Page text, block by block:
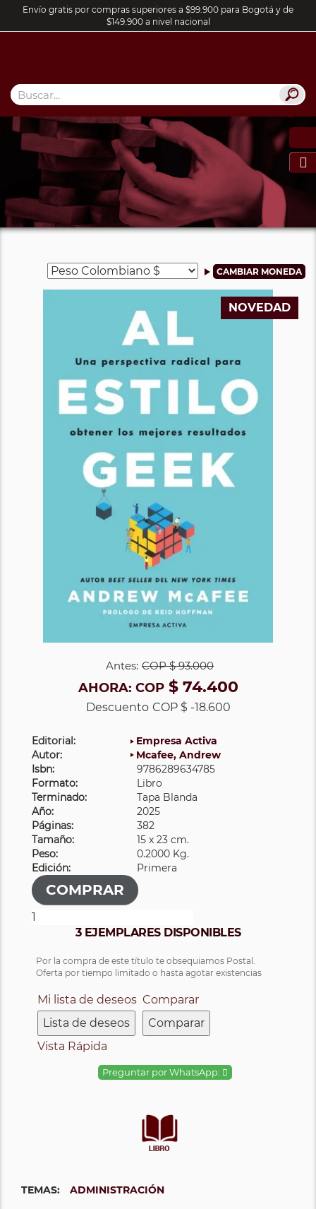
Envío gratis por compras superiores a $99.900 para Bogotá y de
$149.900 a nivel nacional

NOVEDAD
Antes: COP$ 93.000
AHORA: COP$ 74.400
Descuento COP $ -18.600
Editorial:
Empresa Activa
Autor:
Mcafee, Andrew
Isbn:
9786289634785
Formato:
Libro
Terminado:
Tapa Blanda
Año:
2025
Páginas:
382
Tamaño:
15 x 23 cm.
Peso:
0.2000 Kg.
Edición:
Primera
3 EJEMPLARES DISPONIBLES
Por la compra de este título te obsequiamos Postal.
Oferta por tiempo limitado o hasta agotar existencias
Mi lista de deseos
Lista de deseos
Comparar
Comparar
Vista Rápida
Preguntar por WhatsApp:
TEMAS: ADMINISTRACIÓN